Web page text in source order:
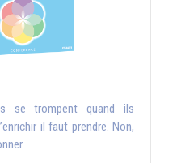
se trompent quand ils
il faut prendre. Non,